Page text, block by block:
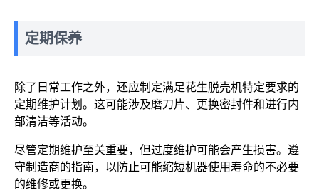
定期保养
除了日常工作之外，还应制定满足花生脱壳机特定要求的
定期维护计划。这可能涉及磨刀片、更换密封件和进行内
部清洁等活动。
尽管定期维护至关重要，但过度维护可能会产生损害。遵
守制造商的指南，以防止可能缩短机器使用寿命的不必要
的维修或更换。